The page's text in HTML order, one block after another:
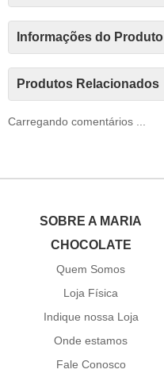
Informações do Produto
Produtos Relacionados
Carregando comentários ...
SOBRE A MARIA
CHOCOLATE
Quem Somos
Loja Física
Indique nossa Loja
Onde estamos
Fale Conosco